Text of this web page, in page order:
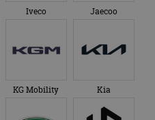
Iveco Jaecoo
KG Mobility Kia